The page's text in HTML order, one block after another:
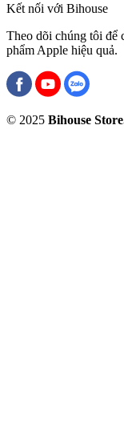
Kết nối với Bihouse
Theo dõi chúng tôi để
phẩm Apple hiệu quả.
© 2025 Bihouse